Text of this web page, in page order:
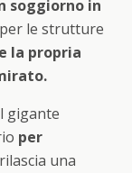
soggiorno in
le strutture
la propria
gigante
per
una